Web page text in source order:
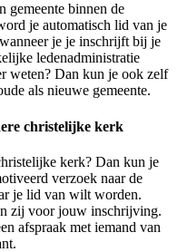
gemeente binnen de
je automatisch lid van je
je je inschrijft bij je
ledenadministratie
weten? Dan kun je ook zelf
als nieuwe gemeente.
christelijke kerk
kerk? Dan kun je
verzoek naar de
je lid van wilt worden.
zij voor jouw inschrijving.
afspraak met iemand van